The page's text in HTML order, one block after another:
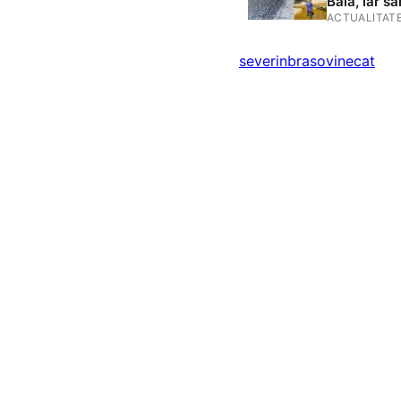
severinbrasovinecat